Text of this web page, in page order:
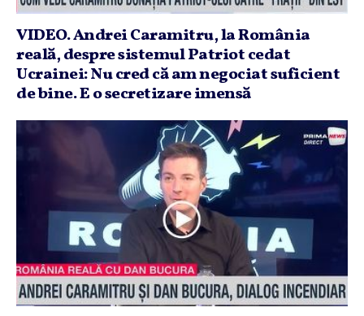
VIDEO. Andrei Caramitru, la România
reală, despre sistemul Patriot cedat
Ucrainei: Nu cred că am negociat suficient
de bine. E o secretizare imensă